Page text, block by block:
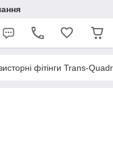
фітінги Trans-